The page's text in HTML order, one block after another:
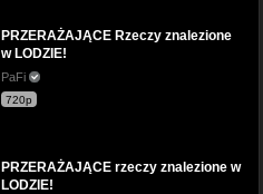
PRZERAŻAJĄCE Rzeczy znalezione
w LODZIE!
PaFi
720p
PRZERAŻAJĄCE rzeczy znalezione w
LODZIE!